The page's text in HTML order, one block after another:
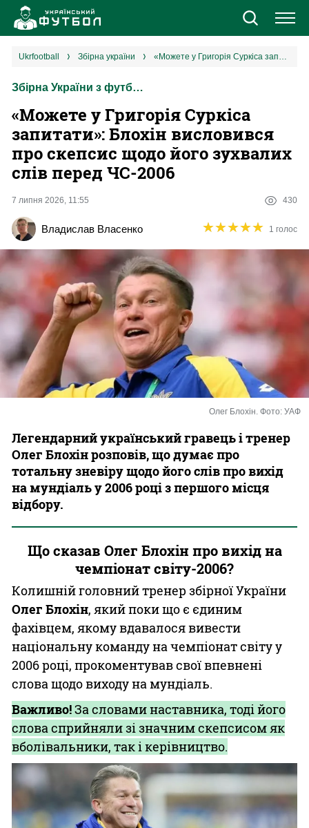
Новини
Збірна
Єврокубки
УПЛ
2 ліга
Різне
Букмекери
Казино
ukrfootball збірна україни «Можете у Григорія Суркіса запитати»: Блохін висловився про скепсис щодо його зухвалих слів перед ЧС-2006
Збірна України з футболу
«Можете у Григорія Суркіса
запитати»: Блохін висловився
про скепсис щодо його зухвалих
слів перед ЧС-2006
7 липня 2026, 11:55 430
Владислав Власенко ★★★★★
★★★★★ 1 голос
Олег Блохін. Фото: УАФ
Легендарний український гравець і тренер
Олег Блохін розповів, що думає про
тотальну зневіру щодо його слів про вихід
на мундіаль у 2006 році з першого місця
відбору.
Що сказав Олег Блохін про вихід на
чемпіонат світу-2006?
Колишній головний тренер збірної України
Олег Блохін, який поки що є єдиним
фахівцем, якому вдавалося вивести
національну команду на чемпіонат світу у
2006 році, прокоментував свої впевнені
слова щодо виходу на мундіаль.
Важливо!За словами наставника, тоді його
слова сприйняли зі значним скепсисом як
вболівальники, так і керівництво.